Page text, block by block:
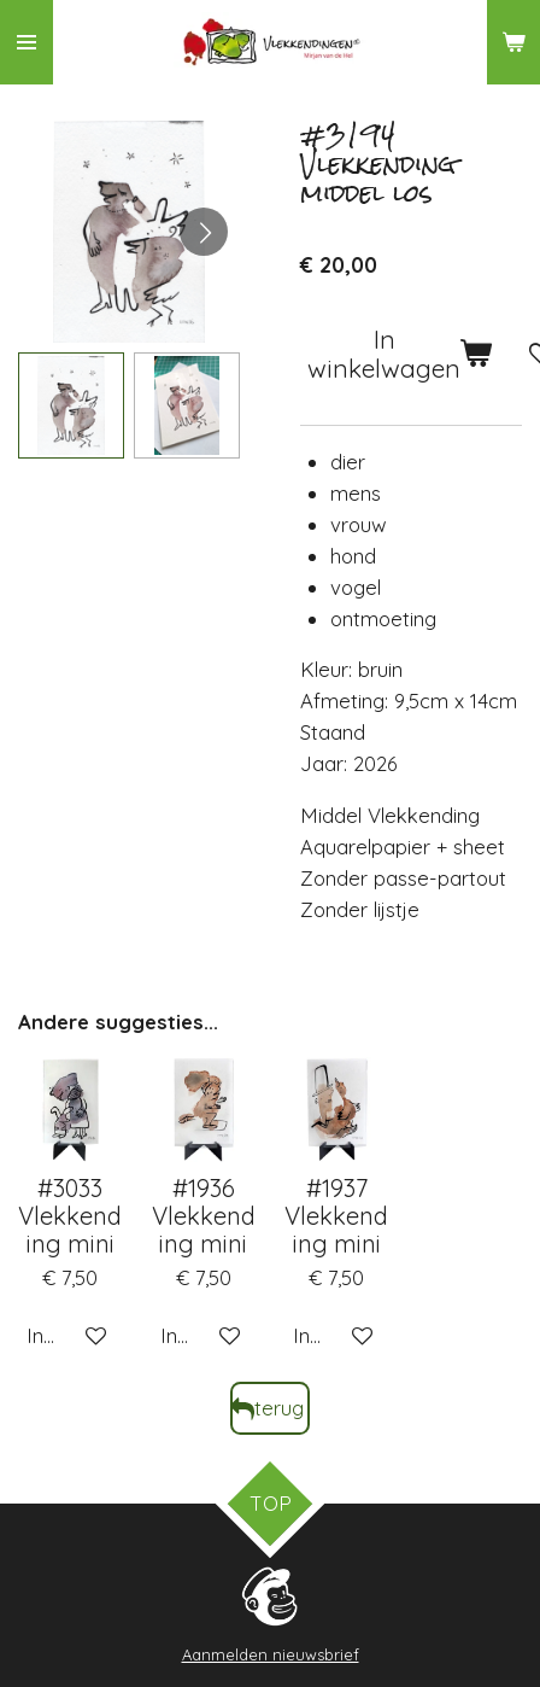
direct
naar
hoofdinhoud
#3194
Vlekkending
middel los
€ 20,00
In
winkelwagen
dier
mens
vrouw
hond
vogel
ontmoeting
Kleur: bruin
Afmeting: 9,5cm x 14cm
Staand
Jaar: 2026
Middel Vlekkending
Aquarelpapier + sheet
Zonder passe-partout
Zonder lijstje
Andere suggesties...
#3033
Vlekkend
ing mini
€ 7,50
In winkelwagen
#1936
Vlekkend
ing mini
€ 7,50
In winkelwagen
#1937
Vlekkend
ing mini
€ 7,50
In winkelwagen
terug
TOP
Aanmelden nieuwsbrief